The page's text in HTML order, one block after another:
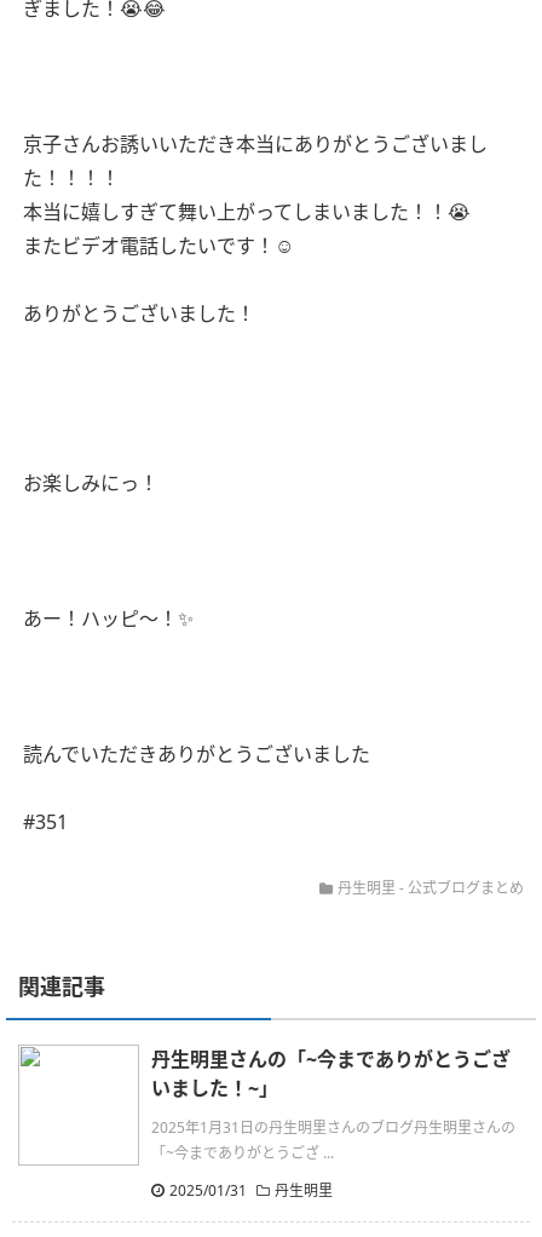
ぎました！😭😂
京子さんお誘いいただき本当にありがとうございまし
た！！！！
本当に嬉しすぎて舞い上がってしまいました！！😭
またビデオ電話したいです！☺️
ありがとうございました！
お楽しみにっ！
あー！ハッピ〜！✨
読んでいただきありがとうございました
#351
丹生明里 - 公式ブログまとめ
関連記事
丹生明里さんの「~今までありがとうござ
いました！~」
2025年1月31日の丹生明里さんのブログ丹生明里さんの
「~今までありがとうござ ...
2025/01/31
丹生明里